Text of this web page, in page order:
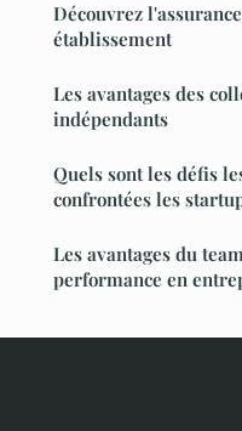
Découvrez
établissement
Les avantages des
indépendants
Quels sont les défis
confrontées les
Les avantages du
performance en